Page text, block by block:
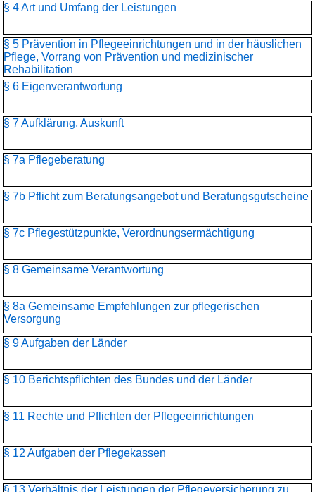
§ 4 Art und Umfang der Leistungen
§ 5 Prävention in Pflegeeinrichtungen und in der häuslichen
Pflege, Vorrang von Prävention und medizinischer
Rehabilitation
§ 6 Eigenverantwortung
§ 7 Aufklärung, Auskunft
§ 7a Pflegeberatung
§ 7b Pflicht zum Beratungsangebot und Beratungsgutscheine
§ 7c Pflegestützpunkte, Verordnungsermächtigung
§ 8 Gemeinsame Verantwortung
§ 8a Gemeinsame Empfehlungen zur pflegerischen
Versorgung
§ 9 Aufgaben der Länder
§ 10 Berichtspflichten des Bundes und der Länder
§ 11 Rechte und Pflichten der Pflegeeinrichtungen
§ 12 Aufgaben der Pflegekassen
§ 13 Verhältnis der Leistungen der Pflegeversicherung zu